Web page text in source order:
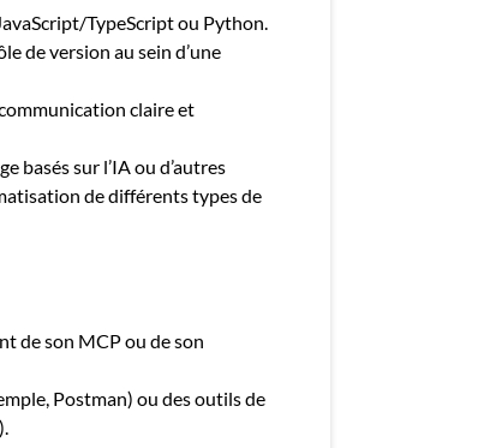
TypeScript ou Python.
de version au sein d’une
claire et
basés sur l’IA ou d’autres
de différents types de
de son MCP ou de son
Postman) ou des outils de